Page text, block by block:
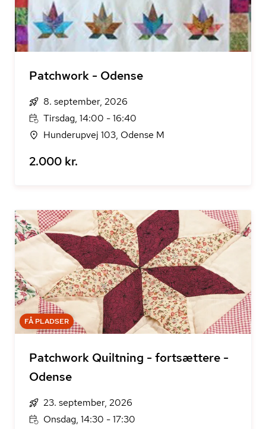
Patchwork - Odense
8. september, 2026
Tirsdag, 14:00 - 16:40
Hunderupvej 103, Odense M
2.000 kr.
FÅ PLADSER
Patchwork Quiltning - fortsættere -
Odense
23. september, 2026
Onsdag, 14:30 - 17:30